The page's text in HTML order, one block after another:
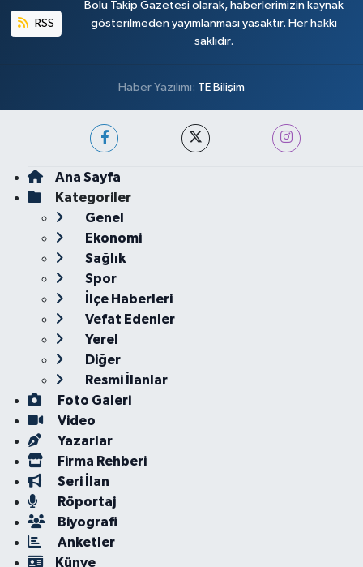
RSS
Bolu Takip Gazetesi olarak, haberlerimizin kaynak
gösterilmeden yayımlanması yasaktır. Her hakkı
saklıdır.
Haber Yazılımı: TE Bilişim
Ana Sayfa
Kategoriler
Genel
Ekonomi
Sağlık
Spor
İlçe Haberleri
Vefat Edenler
Yerel
Diğer
Resmi İlanlar
Foto Galeri
Video
Yazarlar
Firma Rehberi
Seri İlan
Röportaj
Biyografi
Anketler
Künye